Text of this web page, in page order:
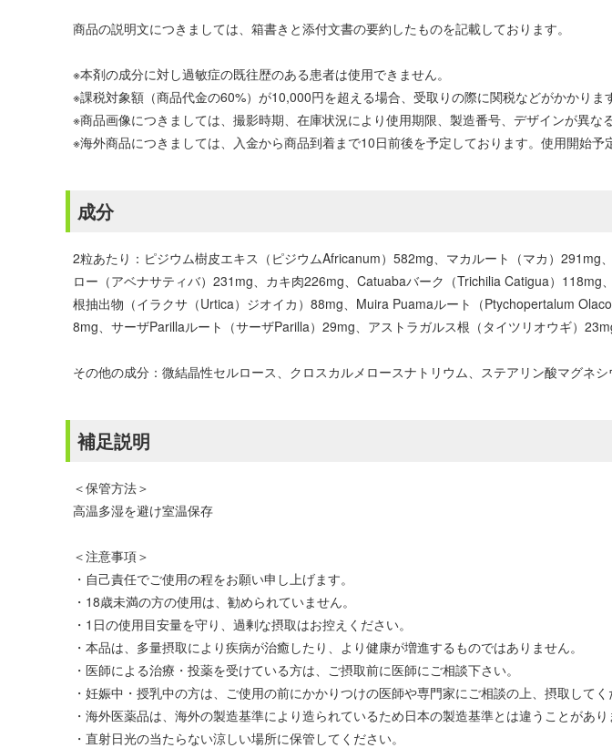
商品の説明文につきましては、箱書きと添付文書の要約したものを記載しております。
※本剤の成分に対し過敏症の既往歴のある患者は使用できません。
※課税対象額（商品代金の60%）が10,000円を超える場合、受取りの際に関税などがかかりま
※商品画像につきましては、撮影時期、在庫状況により使用期限、製造番号、デザインが異な
※海外商品につきましては、入金から商品到着まで10日前後を予定しております。使用開始予
成分
2粒あたり：ピジウム樹皮エキス（ピジウムAfricanum）582mg、マカルート（マカ）
ロー（アベナサティバ）231mg、カキ肉226mg、Catuabaバーク（Trichilia Catigua）
根抽出物（イラクサ（Urtica）ジオイカ）88mg、Muira Puamaルート（Ptychopertalum
8mg、サーザParillaルート（サーザParilla）29mg、アストラガルス根（タイツリオウギ）
その他の成分：微結晶性セルロース、クロスカルメロースナトリウム、ステアリン酸マグネ
補足説明
＜保管方法＞
高温多湿を避け室温保存
＜注意事項＞
・自己責任でご使用の程をお願い申し上げます。
・18歳未満の方の使用は、勧められていません。
・1日の使用目安量を守り、過剰な摂取はお控えください。
・本品は、多量摂取により疾病が治癒したり、より健康が増進するものではありません。
・医師による治療・投薬を受けている方は、ご摂取前に医師にご相談下さい。
・妊娠中・授乳中の方は、ご使用の前にかかりつけの医師や専門家にご相談の上、摂取してく
・海外医薬品は、海外の製造基準により造られているため日本の製造基準とは違うことがあり
・直射日光の当たらない涼しい場所に保管してください。